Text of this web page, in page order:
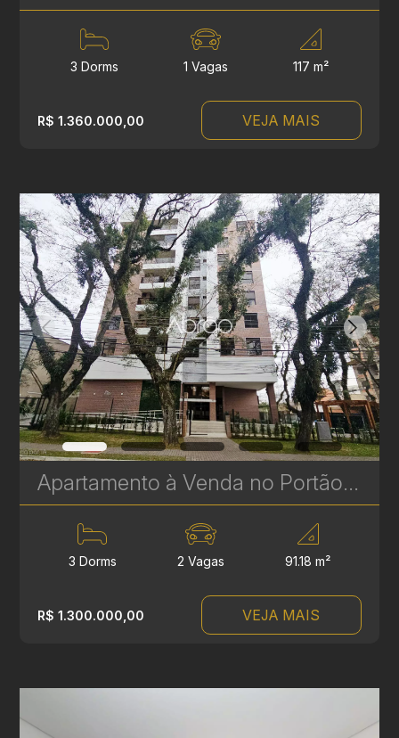
3 Dorms 1 Vagas 117 m²
R$ 1.360.000,00 VEJA MAIS
Apartamento à Venda no Portão com 3 Quartos, Suíte e Sacada Gourmet – 91 m² | Novo e Bem Localizado | Ref. 572
3 Dorms 2 Vagas 91.18 m²
R$ 1.300.000,00 VEJA MAIS